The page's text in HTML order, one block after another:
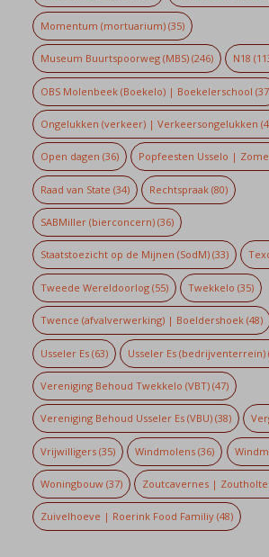
Momentum (mortuarium)(35)
Museum Buurtspoorweg (MBS)(246) N18
OBS Molenbeek (Boekelo) | Boekelerschool
Ongelukken (verkeer) | Verkeersongelukken
Open dagen (36) Popfeesten Usselo |
Raad van State (34) Rechtspraak (80)
SABMiller (bierconcern)(36)
Staatstoezicht op de Mijnen (SodM)(33)
Tweede Wereldoorlog(55) Twekkelo (35)
Twence (afvalverwerking) | Boeldershoek(48)
Usseler Es(63) Usseler Es (bedrijventerrein)
Vereniging Behoud Twekkelo (VBT)(47)
Vereniging Behoud Usseler Es (VBU)(38)
Vrijwilligers(35) Windmolens (36)
Woningbouw(37) Zoutcavernes |
Zuivelhoeve | Roerink Food Familiy(48)